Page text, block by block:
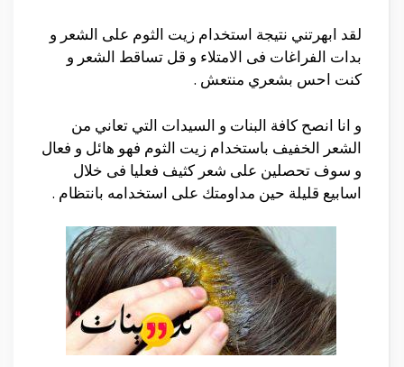
لقد ابهرتني نتيجة استخدام زيت الثوم على الشعر و
بدات الفراغات فى الامتلاء و قل تساقط الشعر و
كنت احس بشعري منتعش .
و انا انصح كافة البنات و السيدات التي تعاني من
الشعر الخفيف باستخدام زيت الثوم فهو هائل و فعال
و سوف تحصلين على شعر كثيف فعليا فى خلال
اسابيع قليلة حين مداومتك على استخدامه بانتظام .